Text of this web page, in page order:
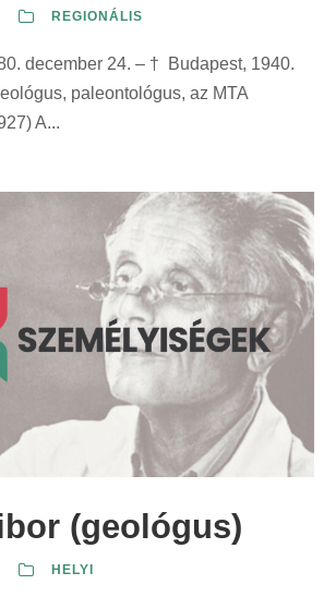
REGIONÁLIS
december 24. – † Budapest, 1940.
paleontológus, az MTA
A...
(geológus)
HELYI